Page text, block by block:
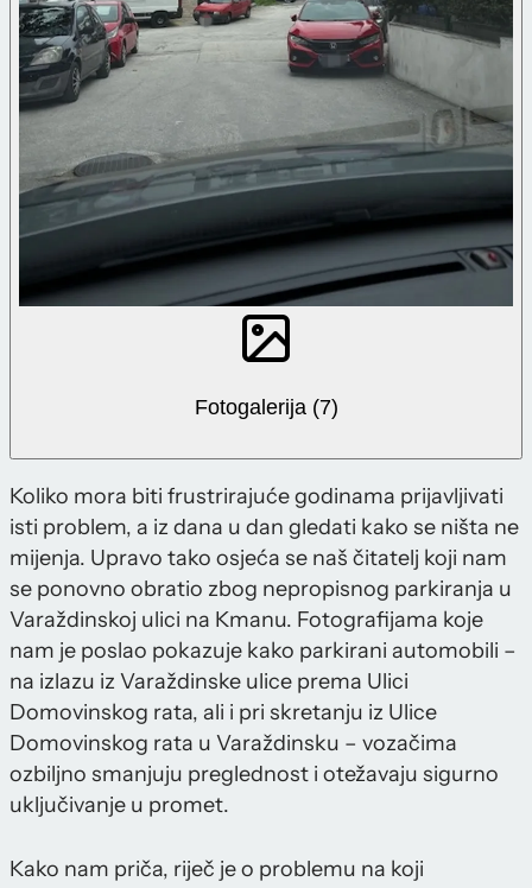
Fotogalerija (7)
Koliko mora biti frustrirajuće godinama prijavljivati
isti problem, a iz dana u dan gledati kako se ništa ne
mijenja. Upravo tako osjeća se naš čitatelj koji nam
se ponovno obratio zbog nepropisnog parkiranja u
Varaždinskoj ulici na Kmanu. Fotografijama koje
nam je poslao pokazuje kako parkirani automobili –
na izlazu iz Varaždinske ulice prema Ulici
Domovinskog rata, ali i pri skretanju iz Ulice
Domovinskog rata u Varaždinsku – vozačima
ozbiljno smanjuju preglednost i otežavaju sigurno
uključivanje u promet.
Kako nam priča, riječ je o problemu na koji